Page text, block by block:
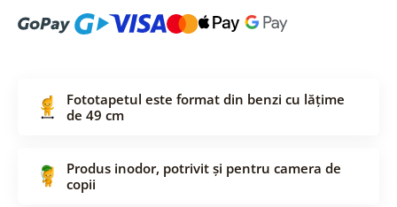
Fototapetul este format din benzi cu lățime
de 49 cm
Produs inodor, potrivit și pentru camera de
copii